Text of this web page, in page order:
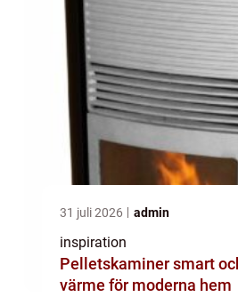
31 juli 2026 admin
inspiration
Pelletskaminer smart och hållbar
värme för moderna hem